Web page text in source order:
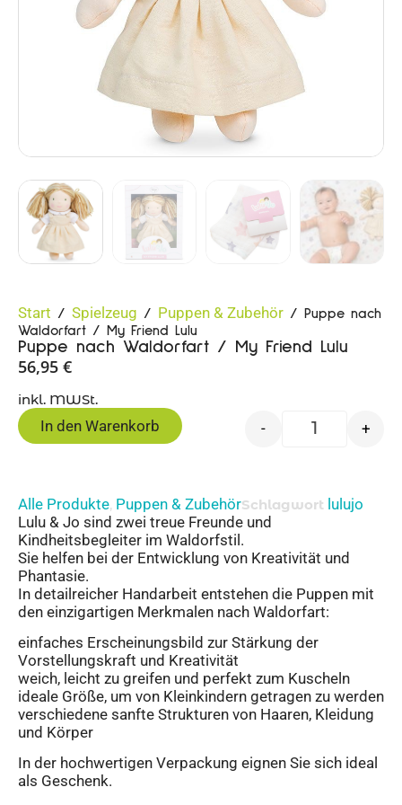
Start / Spielzeug / Puppen & Zubehör / Puppe nach
Waldorfart / My Friend Lulu
Puppe nach Waldorfart / My Friend Lulu
56,95 €
inkl. MWSt.
- +
In den Warenkorb
Alle Produkte, Puppen & ZubehörSchlagwort lulujo
Lulu & Jo sind zwei treue Freunde und
Kindheitsbegleiter im Waldorfstil.
Sie helfen bei der Entwicklung von Kreativität und
Phantasie.
In detailreicher Handarbeit entstehen die Puppen mit
den einzigartigen Merkmalen nach Waldorfart:
einfaches Erscheinungsbild zur Stärkung der
Vorstellungskraft und Kreativität
weich, leicht zu greifen und perfekt zum Kuscheln
ideale Größe, um von Kleinkindern getragen zu werden
verschiedene sanfte Strukturen von Haaren, Kleidung
und Körper
In der hochwertigen Verpackung eignen Sie sich ideal
als Geschenk.